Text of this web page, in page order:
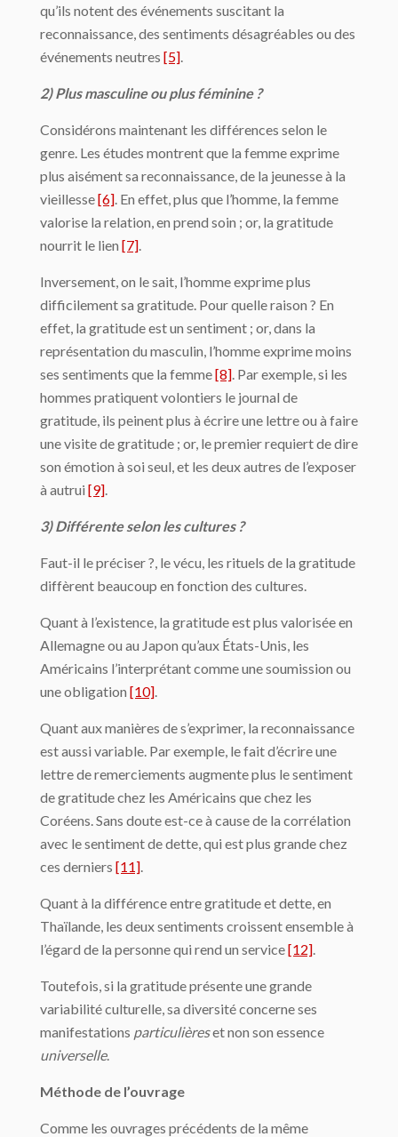
qu’ils notent des événements suscitant la
reconnaissance, des sentiments désagréables ou des
événements neutres [5]
2) Plus masculine ou plus féminine ?
Considérons maintenant les différences selon le
genre. Les études montrent que la femme exprime
plus aisément sa reconnaissance, de la jeunesse à la
vieillesse[6] . En effet, plus que l’homme, la femme
valorise la relation, en prend soin ; or, la gratitude
nourrit le lien [7]
Inversement, on le sait, l’homme exprime plus
difficilement sa gratitude. Pour quelle raison ? En
effet, la gratitude est un sentiment ; or, dans la
représentation du masculin, l’homme exprime moins
ses sentiments que la femme[8] . Par exemple, si les
hommes pratiquent volontiers le journal de
gratitude, ils peinent plus à écrire une lettre ou à faire
une visite de gratitude ; or, le premier requiert de dire
son émotion à soi seul, et les deux autres de l’exposer
à autrui [9]
3) Différente selon les cultures ?
Faut-il le préciser ?, le vécu, les rituels de la gratitude
diffèrent beaucoup en fonction des cultures.
Quant à l’existence, la gratitude est plus valorisée en
Allemagne ou au Japon qu’aux États-Unis, les
Américains l’interprétant comme une soumission ou
une obligation [10]
Quant aux manières de s’exprimer, la reconnaissance
est aussi variable. Par exemple, le fait d’écrire une
lettre de remerciements augmente plus le sentiment
de gratitude chez les Américains que chez les
Coréens. Sans doute est-ce à cause de la corrélation
avec le sentiment de dette, qui est plus grande chez
ces derniers [11]
Quant à la différence entre gratitude et dette, en
Thaïlande, les deux sentiments croissent ensemble à
l’égard de la personne qui rend un service[12]
Toutefois, si la gratitude présente une grande
variabilité culturelle, sa diversité concerne ses
manifestations particulièreset non son essence
universelle.
Méthode de l’ouvrage
Comme les ouvrages précédents de la même